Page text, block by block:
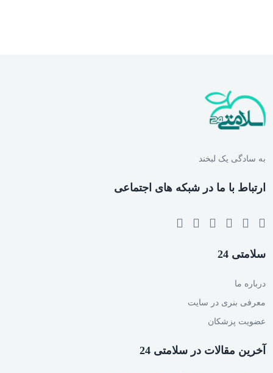
به سادگی یک لبخند
ارتباط با ما در شبکه های اجتماعی
سلامتی 24
درباره ما
معرفی بنری در سایت
عضویت پزشکان
آخرین مقالات در سلامتی 24